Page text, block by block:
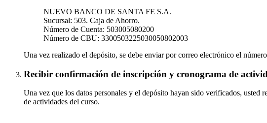
NUEVO BANCO DE SANTA FE S.A.
Sucursal: 503. Caja de Ahorro.
Número de Cuenta: 503005080200
Número de CBU: 3300503225030050802003
Una vez realizado el depósito, se debe enviar por correo electrónico el
Recibir confirmación de inscripción y cronograma de
Una vez que los datos personales y el depósito hayan sido verificados,
de actividades del curso.